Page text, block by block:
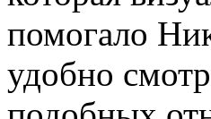
помогало
удобно